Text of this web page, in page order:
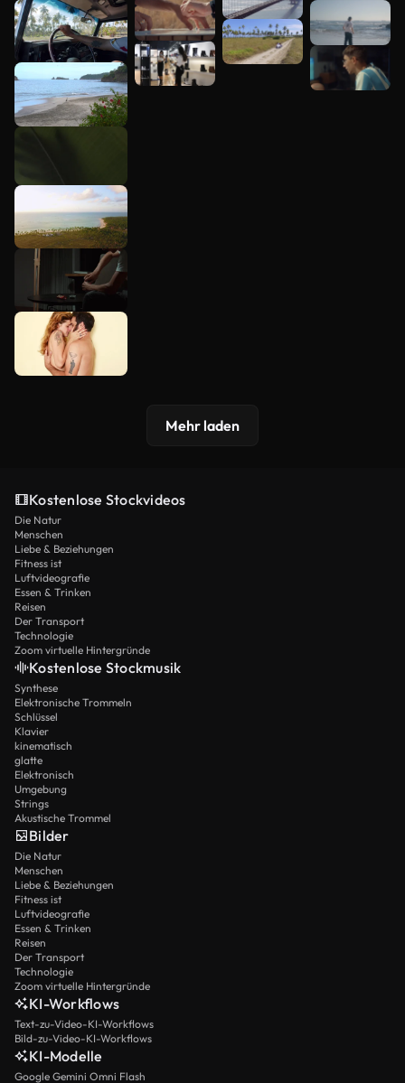
Mehr laden
Kostenlose Stockvideos
Die Natur
Menschen
Liebe & Beziehungen
Fitness ist
Luftvideografie
Essen & Trinken
Reisen
Der Transport
Technologie
Zoom virtuelle Hintergründe
Kostenlose Stockmusik
Synthese
Elektronische Trommeln
Schlüssel
Klavier
kinematisch
glatte
Elektronisch
Umgebung
Strings
Akustische Trommel
Bilder
Die Natur
Menschen
Liebe & Beziehungen
Fitness ist
Luftvideografie
Essen & Trinken
Reisen
Der Transport
Technologie
Zoom virtuelle Hintergründe
KI-Workflows
Text-zu-Video-KI-Workflows
Bild-zu-Video-KI-Workflows
KI-Modelle
Google Gemini Omni Flash